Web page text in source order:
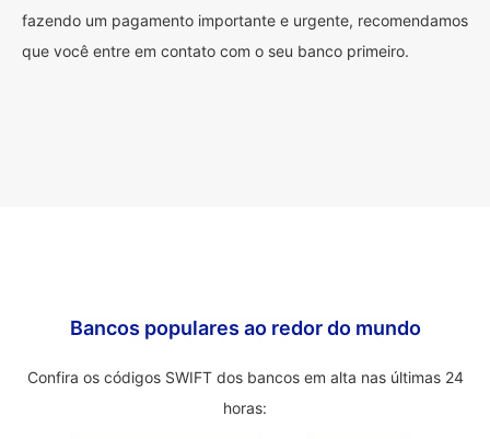
fazendo um pagamento importante e urgente, recomendamos
que você entre em contato com o seu banco primeiro.
Bancos populares ao redor do mundo
Confira os códigos SWIFT dos bancos em alta nas últimas 24
horas: